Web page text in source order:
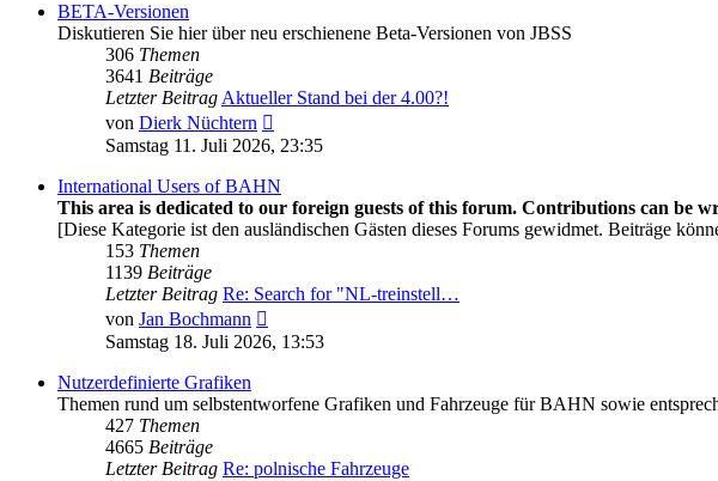
BETA-Versionen
Diskutieren Sie hier über neu erschienene Beta-Versionen von JBSS
306 Themen
3641 Beiträge
Letzter Beitrag Aktueller Stand bei der 4.00?!
von Dierk Nüchtern
Beitrag
Samstag 11. Juli 2026, 23:35
International Users of BAHN
This area is dedicated to our foreign guests of this forum. Contributions can be
[Diese Kategorie ist den ausländischen Gästen dieses Forums gewidmet. Beiträge
153 Themen
1139 Beiträge
Letzter Beitrag Re: Search for "NL-treinstell…
von Jan Bochmann
Beitrag
Samstag 18. Juli 2026, 13:53
Nutzerdefinierte Grafiken
Themen rund um selbstentworfene Grafiken und Fahrzeuge für BAHN sowie
427 Themen
4665 Beiträge
Letzter Beitrag Re: polnische Fahrzeuge